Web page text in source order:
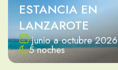
ESTANCIA EN
LANZAROTE
junio a octubre 2026
5 noches